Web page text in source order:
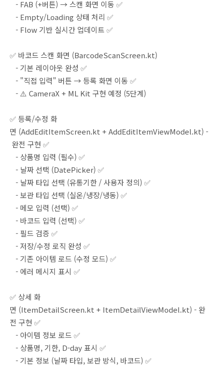
- FAB (+버튼) → 스캔 화면 이동 ✅
- Empty/Loading 상태 처리 ✅
- Flow 기반 실시간 업데이트 ✅
✅ 바코드 스캔 화면 (BarcodeScanScreen.kt)
- 기본 레이아웃 완성 ✅
- "직접 입력" 버튼 → 등록 화면 이동 ✅
- ⚠️ CameraX + ML Kit 구현 예정 (5단계)
✅ 등록/수정 화
면 (AddEditItemScreen.kt + AddEditItemViewModel.kt) -
완전 구현 ✅
- 상품명 입력 (필수) ✅
- 날짜 선택 (DatePicker) ✅
- 날짜 타입 선택 (유통기한 / 사용자 정의) ✅
- 보관 타입 선택 (실온/냉장/냉동) ✅
- 메모 입력 (선택) ✅
- 바코드 입력 (선택) ✅
- 필드 검증 ✅
- 저장/수정 로직 완성 ✅
- 기존 아이템 로드 (수정 모드) ✅
- 에러 메시지 표시 ✅
✅ 상세 화
면 (ItemDetailScreen.kt + ItemDetailViewModel.kt) - 완
전 구현 ✅
- 아이템 정보 로드 ✅
- 상품명, 기한, D-day 표시 ✅
- 기본 정보 (날짜 타입, 보관 방식, 바코드) ✅